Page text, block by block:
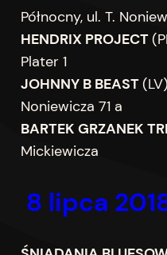
Północny, ul. T.
HENDRIX PROJECT
Plater 1
JOHNNY B BEAST
Noniewicza 71 a
BARTEK GRZANEK
Mickiewicza
8 lipca 201